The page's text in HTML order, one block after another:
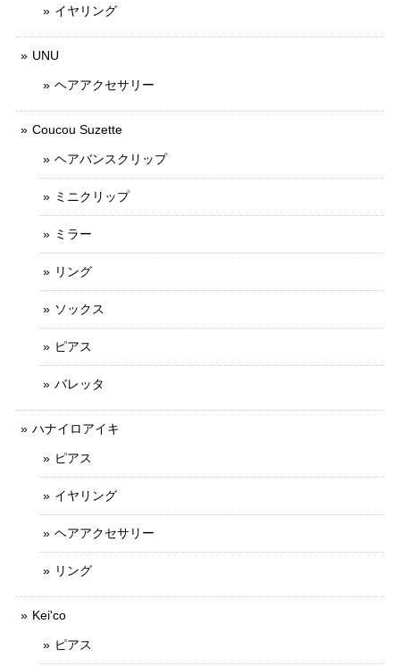
イヤリング
UNU
ヘアアクセサリー
Coucou Suzette
ヘアバンスクリップ
ミニクリップ
ミラー
リング
ソックス
ピアス
バレッタ
ハナイロアイキ
ピアス
イヤリング
ヘアアクセサリー
リング
Kei'co
ピアス